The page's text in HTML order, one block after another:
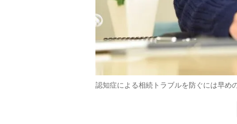
認知症による相続トラブルを防ぐには早め